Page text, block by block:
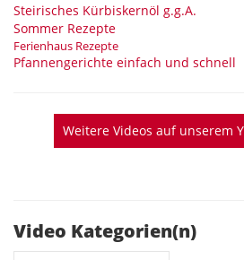
Steirisches Kürbiskernöl g.g.A.
Sommer Rezepte
Ferienhaus Rezepte
Pfannengerichte einfach und schnell
Weitere Videos auf unserem
Video Kategorien(n)